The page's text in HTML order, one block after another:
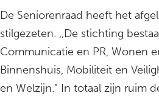
De Seniorenraad heeft het
stilgezeten. ,,De stichting
Communicatie en PR, Wonen
Binnenshuis, Mobiliteit en
en Welzijn.” In totaal zijn ruim